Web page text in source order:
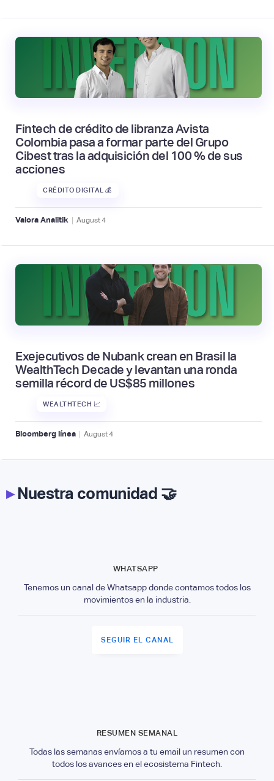
Fintech de crédito de libranza Avista
Colombia pasa a formar parte del Grupo
Cibest tras la adquisición del 100 % de sus
acciones
CRÉDITO DIGITAL 💰
Valora Analitik | August4
Exejecutivos de Nubank crean en Brasil la
WealthTech Decade y levantan una ronda
semilla récord de US$85 millones
WEALTHTECH 📈
Bloomberg línea | August4
▸Nuestra comunidad 🤝
WHATSAPP
Tenemos un canal de Whatsapp donde contamos todos los
movimientos en la industria.
SEGUIR EL CANAL
RESUMEN SEMANAL
Todas las semanas envíamos a tu email un resumen con
todos los avances en el ecosistema Fintech.